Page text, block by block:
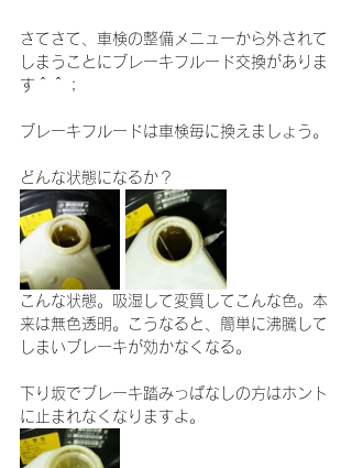
さてさて、車検の整備メニューから外されて
しまうことにブレーキフルード交換がありま
す＾＾；
ブレーキフルードは車検毎に換えましょう。
どんな状態になるか？
こんな状態。吸湿して変質してこんな色。本
来は無色透明。こうなると、簡単に沸騰して
しまいブレーキが効かなくなる。
下り坂でブレーキ踏みっぱなしの方はホント
に止まれなくなりますよ。